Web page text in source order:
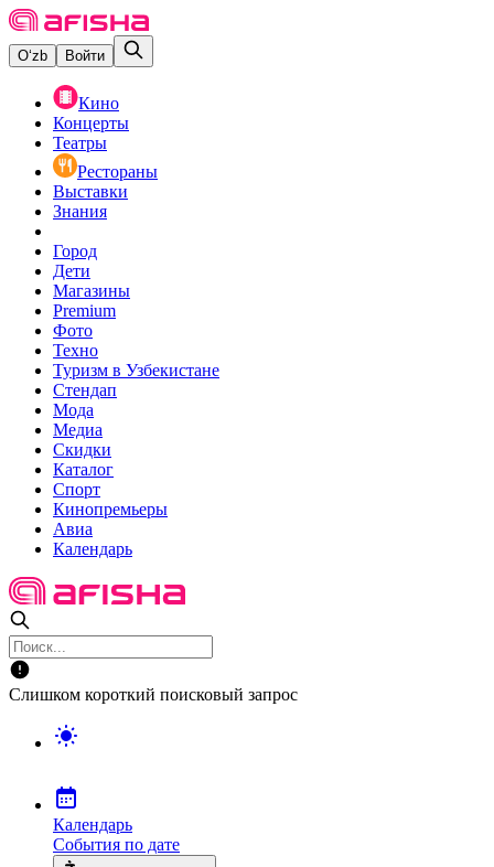
O‘zb Войти
Кино
Концерты
Театры
Рестораны
Выставки
Знания
Город
Дети
Магазины
Premium
Фото
Техно
Туризм в Узбекистане
Стендап
Мода
Медиа
Скидки
Каталог
Спорт
Кинопремьеры
Авиа
Календарь
Слишком короткий поисковый запрос
Календарь
События по дате